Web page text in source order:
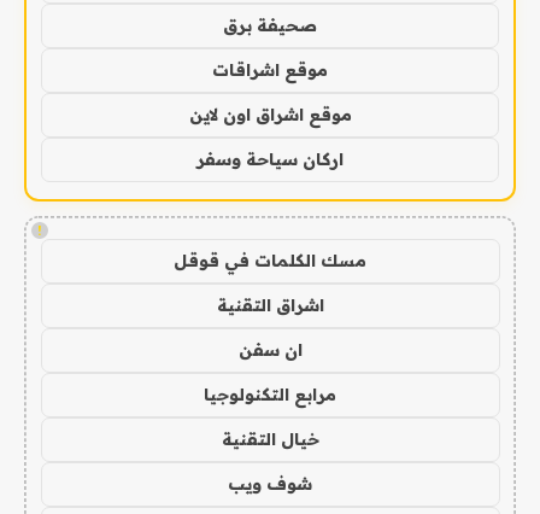
صحيفة برق
موقع اشراقات
موقع اشراق اون لاين
اركان سياحة وسفر
!
مسك الكلمات في قوقل
اشراق التقنية
ان سفن
مرابع التكنولوجيا
خيال التقنية
شوف ويب